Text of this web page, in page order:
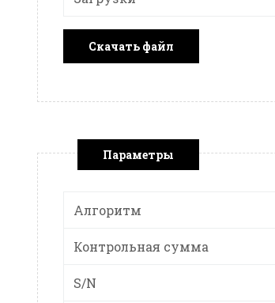
Скачать файл
Параметры
Алгоритм
Контрольная сумма
S/N